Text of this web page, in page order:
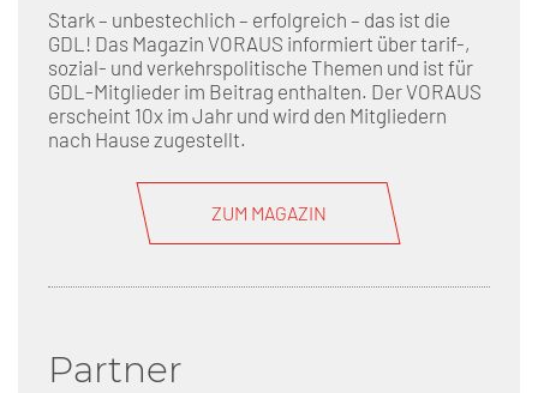
Stark – unbestechlich – erfolgreich – das ist die
GDL! Das Magazin VORAUS informiert über tarif-,
sozial- und verkehrspolitische Themen und ist für
GDL-Mitglieder im Beitrag enthalten. Der VORAUS
erscheint 10x im Jahr und wird den Mitgliedern
nach Hause zugestellt.
ZUM MAGAZIN
Partner